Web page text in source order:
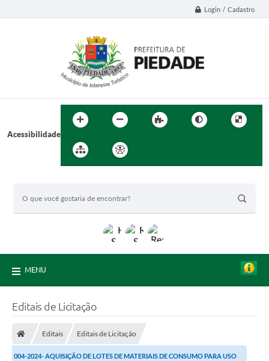
Login / Cadastro
Acessibilidade
MENU
Editais de Licitação
Editais Editais de Licitação
004-2024- AQUISIÇÃO DE LOTES DE MATERIAIS DE CONSUMO PARA USO